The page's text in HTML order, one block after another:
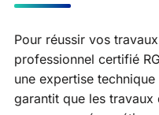
Pour réussir vos
professionnel certifié
une expertise
garantit que les travaux